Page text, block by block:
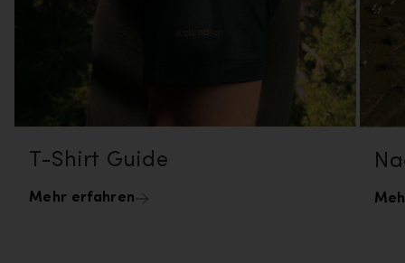
T-Shirt Guide
Mehr erfahren